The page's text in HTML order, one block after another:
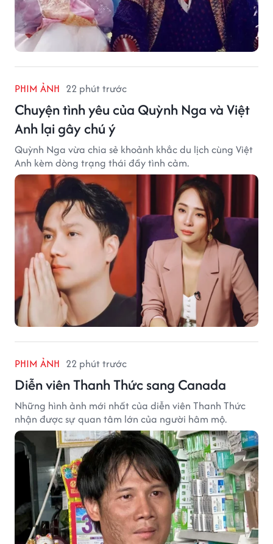
PHIM ẢNH 22 phút trước
Chuyện tình yêu của Quỳnh Nga và Việt
Anh lại gây chú ý
Quỳnh Nga vừa chia sẻ khoảnh khắc du lịch cùng Việt
Anh kèm dòng trạng thái đầy tình cảm.
PHIM ẢNH 22 phút trước
Diễn viên Thanh Thức sang Canada
Những hình ảnh mới nhất của diễn viên Thanh Thức
nhận được sự quan tâm lớn của người hâm mộ.